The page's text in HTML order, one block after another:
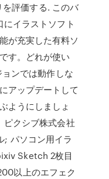
評価する. このバ
イラストソフト
が充実した有料ソ
す。どれが使い
ンでは動作しな
アップデートして
ようにしましょ
ピクシブ株式会社
パソコン用イラ
Sketch 2枚目
以上のエフェク